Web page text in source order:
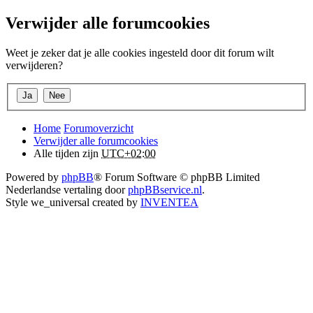
Verwijder alle forumcookies
Weet je zeker dat je alle cookies ingesteld door dit forum wilt
verwijderen?
Home Forumoverzicht
Verwijder alle forumcookies
Alle tijden zijn UTC+02:00
Powered by phpBB® Forum Software © phpBB Limited
Nederlandse vertaling doorphpBBservice.nl.
Style we_universal created by INVENTEA